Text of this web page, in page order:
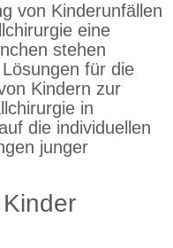
von Kinderunfällen
eine
stehen
für die
Kindern zur
in
die individuellen
junger